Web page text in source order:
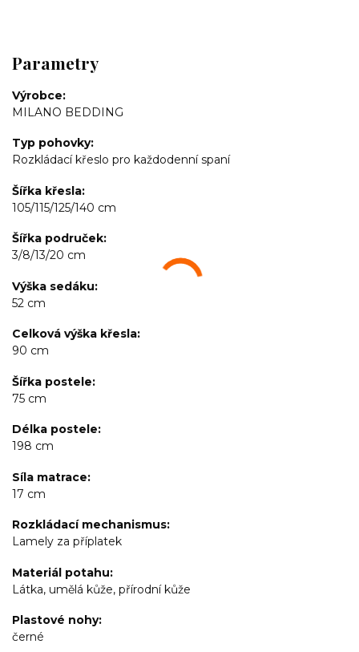
Parametry
Výrobce
MILANO BEDDING
Typ pohovky
Rozkládací křeslo pro každodenní spaní
Šířka křesla
105/115/125/140 cm
Šířka područek
3/8/13/20 cm
Výška sedáku
52 cm
Celková výška křesla
90 cm
Šířka postele
75 cm
Délka postele
198 cm
Síla matrace
17 cm
Rozkládací mechanismus
Lamely za příplatek
Materiál potahu
Látka, umělá kůže, přírodní kůže
Plastové nohy
černé